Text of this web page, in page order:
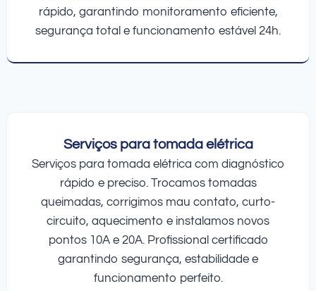
rápido, garantindo monitoramento eficiente,
segurança total e funcionamento estável 24h.
Serviços para tomada elétrica
Serviços para tomada elétrica com diagnóstico
rápido e preciso. Trocamos tomadas
queimadas, corrigimos mau contato, curto-
circuito, aquecimento e instalamos novos
pontos 10A e 20A. Profissional certificado
garantindo segurança, estabilidade e
funcionamento perfeito.